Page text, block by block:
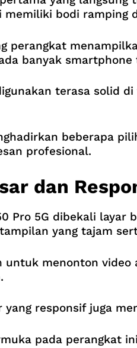
memiliki bodi ramping
perangkat
banyak smartphone
terasa solid
beberapa
profesional.
dan
Pro 5G dibekali layar
yang tajam
untuk menonton
yang responsif juga
pada perangkat